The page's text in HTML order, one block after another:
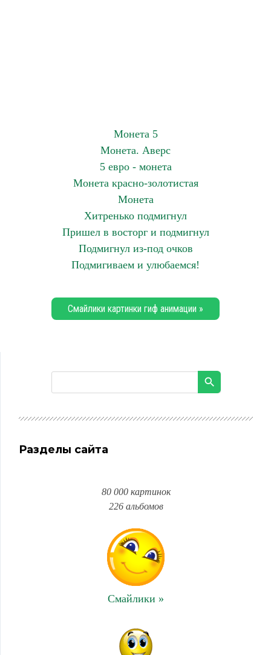
Монета 5
Монета. Аверс
5 евро - монета
Монета красно-золотистая
Монета
Хитренько подмигнул
Пришел в восторг и подмигнул
Подмигнул из-под очков
Подмигиваем и улюбаемся!
Смайлики картинки гиф анимации »
Разделы сайта
80 000 картинок
226 альбомов
Смайлики »